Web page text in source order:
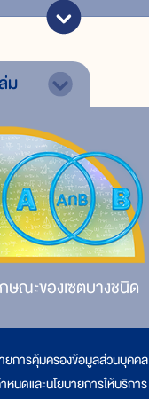
ม
ษณะของเซตบางชนิด
ยการคุ้มครองข้อมูลส่วนบุคคล
หนดและนโยบายการให้บริการ